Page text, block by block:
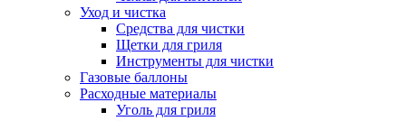
Уход и чистка
Средства для чистки
Щетки для гриля
Инструменты для чистки
Газовые баллоны
Расходные материалы
Уголь для гриля